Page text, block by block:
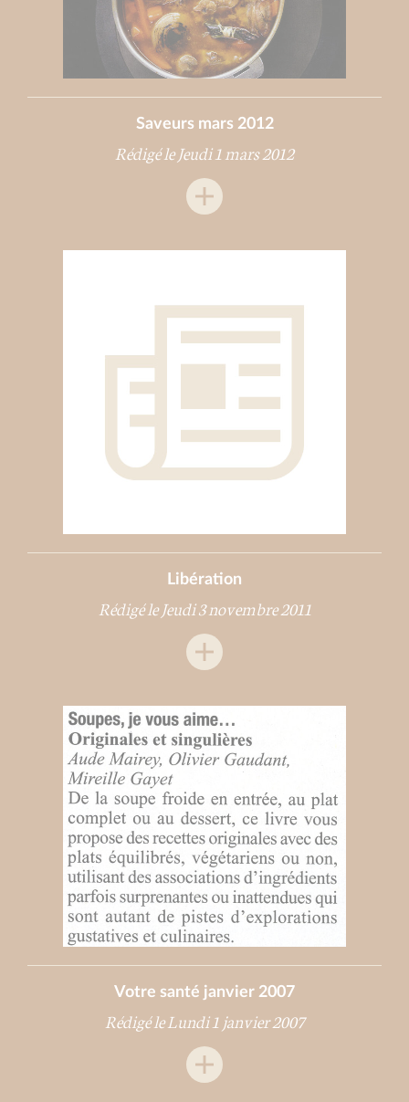
Saveurs mars 2012
Rédigé le Jeudi 1 mars 2012
Libération
Rédigé le Jeudi 3 novembre 2011
Votre santé janvier 2007
Rédigé le Lundi 1 janvier 2007